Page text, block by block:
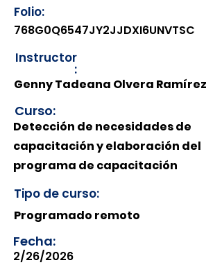
Folio:
768G0Q6547JY2JJDXI6UNVTSC
Instructor
:
Genny Tadeana Olvera Ramírez
Curso:
Detección de necesidades de
capacitación y elaboración del
programa de capacitación
Tipo de curso:
Programado remoto
Fecha:
2/26/2026